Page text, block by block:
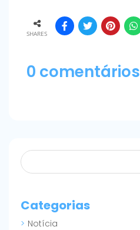
SHARES
0 comentários
Categorias
Notícia